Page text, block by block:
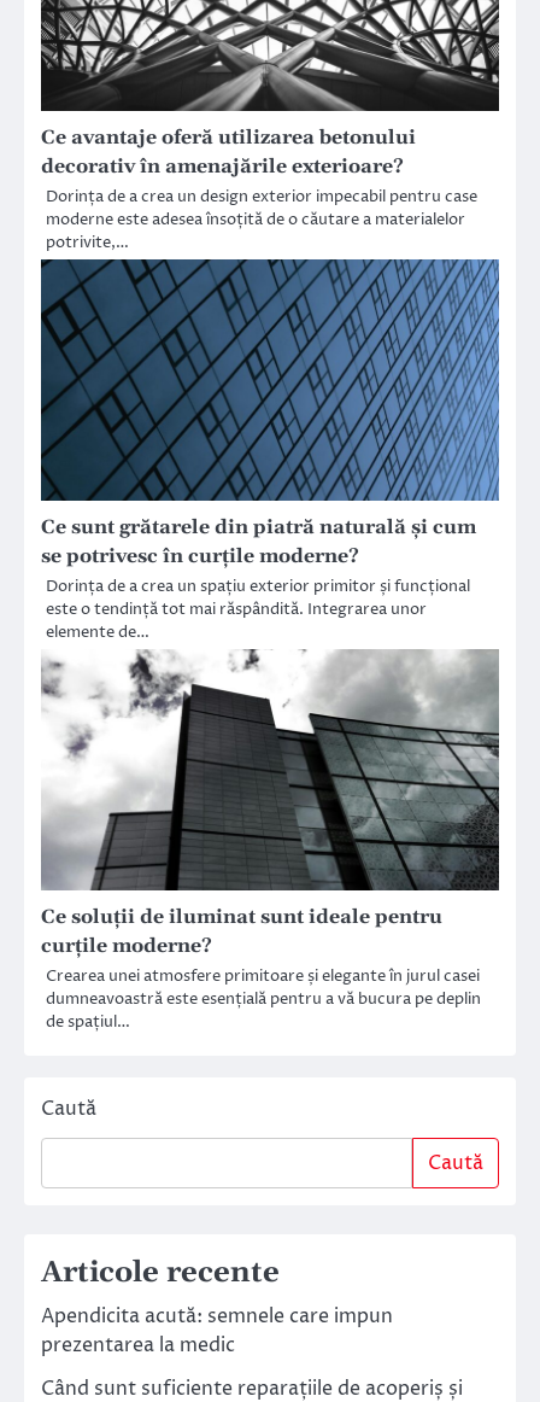
Ce avantaje oferă utilizarea betonului
decorativ în amenajările exterioare?
Dorința de a crea un design exterior impecabil pentru case
moderne este adesea însoțită de o căutare a materialelor
potrivite,…
Ce sunt grătarele din piatră naturală și cum
se potrivesc în curțile moderne?
Dorința de a crea un spațiu exterior primitor și funcțional
este o tendință tot mai răspândită. Integrarea unor
elemente de…
Ce soluții de iluminat sunt ideale pentru
curțile moderne?
Crearea unei atmosfere primitoare și elegante în jurul casei
dumneavoastră este esențială pentru a vă bucura pe deplin
de spațiul…
Caută
Caută
Articole recente
Apendicita acută: semnele care impun
prezentarea la medic
Când sunt suficiente reparațiile de acoperiș și